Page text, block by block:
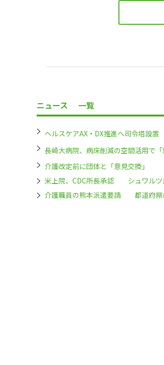
ニュース 一覧
ヘルスケアAX・DX推進へ司令塔
長崎大病院、病床削減の空間活用
介護改定前に団体と「意見交換」
米上院、CDC所長承認 シュワルツ
介護職員の熊本派遣要請 都道府県